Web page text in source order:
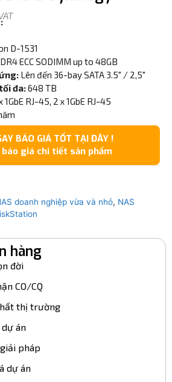
D-1531
ECC SODIMM up to 48GB
Lên đến 36-bay SATA 3.5″ / 2,5″
đa:648 TB
1GbE RJ-45, 2 x 1GbE RJ-45
BÁO GIÁ TỐT TẠI ĐÂY !
báo giá chi tiết sản phẩm
doanh nghiệp vừa và nhỏ, NAS
hàng
đời
CO/CQ
thị trường
án
pháp
dự án